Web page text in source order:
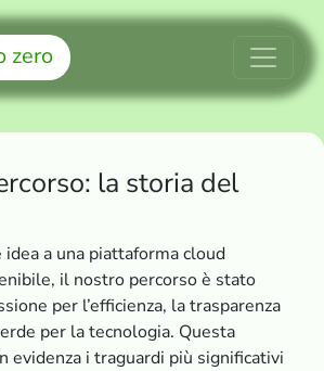
zero
la storia del
idea a una piattaforma cloud
il nostro percorso è stato
per l’efficienza, la trasparenza
per la tecnologia. Questa
evidenza i traguardi più significativi